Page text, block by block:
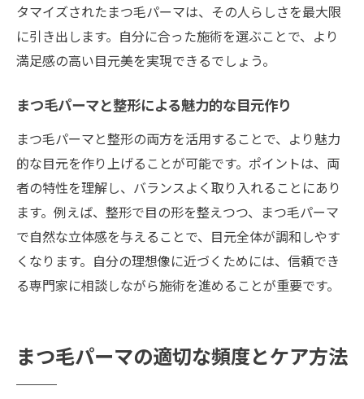
タマイズされたまつ毛パーマは、その人らしさを最大限
に引き出します。自分に合った施術を選ぶことで、より
満足感の高い目元美を実現できるでしょう。
まつ毛パーマと整形による魅力的な目元作り
まつ毛パーマと整形の両方を活用することで、より魅力
的な目元を作り上げることが可能です。ポイントは、両
者の特性を理解し、バランスよく取り入れることにあり
ます。例えば、整形で目の形を整えつつ、まつ毛パーマ
で自然な立体感を与えることで、目元全体が調和しやす
くなります。自分の理想像に近づくためには、信頼でき
る専門家に相談しながら施術を進めることが重要です。
まつ毛パーマの適切な頻度とケア方法